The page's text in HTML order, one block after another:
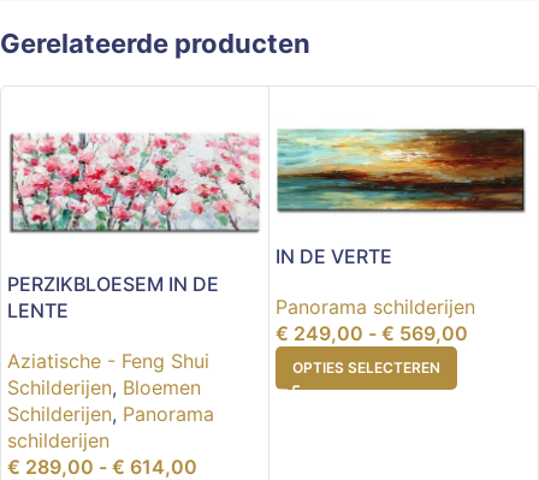
Gerelateerde producten
PERZIKBLOESEM IN DE
LENTE
Aziatische - Feng Shui
Schilderijen, Bloemen
Schilderijen, Panorama
schilderijen
€ 289,00 - € 614,00
IN DE VERTE
Panorama schilderijen
€ 249,00 - € 569,00
OPTIES SELECTEREN